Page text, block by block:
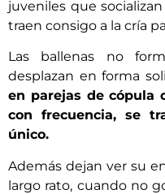
juveniles que
traen consigo a la cría
Las ballenas no
desplazan en forma
en parejas de cópula
con frecuencia, se
único.
Además dejan ver su
largo rato, cuando no